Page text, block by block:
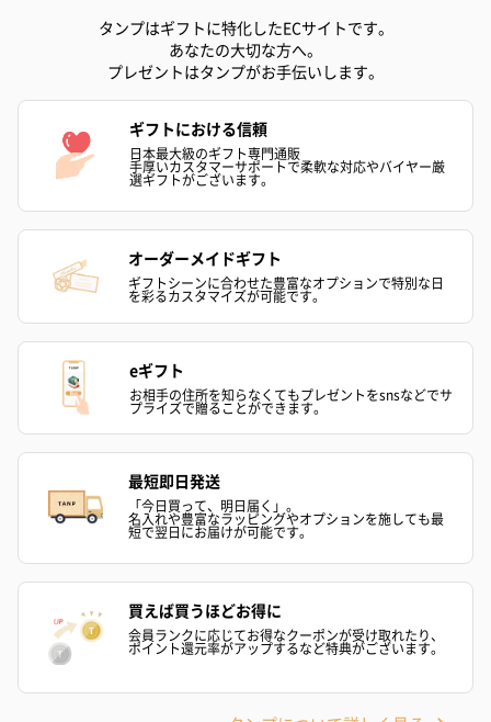
タンプはギフトに特化したECサイトです。
あなたの大切な方へ。
プレゼントはタンプがお手伝いします。
ギフトにおける信頼
日本最大級のギフト専門通販
手厚いカスタマーサポートで柔軟な対応やバイヤー厳
選ギフトがございます。
オーダーメイドギフト
ギフトシーンに合わせた豊富なオプションで特別な日
を彩るカスタマイズが可能です。
eギフト
お相手の住所を知らなくてもプレゼントをsnsなどでサ
プライズで贈ることができます。
最短即日発送
「今日買って、明日届く」。
名入れや豊富なラッピングやオプションを施しても最
短で翌日にお届けが可能です。
買えば買うほどお得に
会員ランクに応じてお得なクーポンが受け取れたり、
ポイント還元率がアップするなど特典がございます。